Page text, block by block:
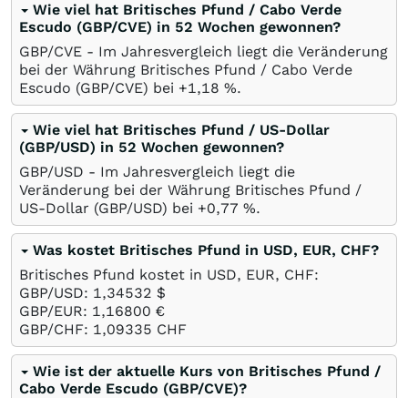
Wie viel hat Britisches Pfund / Cabo Verde
Escudo (GBP/CVE) in 52 Wochen gewonnen?
GBP/CVE - Im Jahresvergleich liegt die Veränderung
bei der Währung Britisches Pfund / Cabo Verde
Escudo (GBP/CVE) bei +1,18 %.
Wie viel hat Britisches Pfund / US-Dollar
(GBP/USD) in 52 Wochen gewonnen?
GBP/USD - Im Jahresvergleich liegt die
Veränderung bei der Währung Britisches Pfund /
US-Dollar (GBP/USD) bei +0,77 %.
Was kostet Britisches Pfund in USD, EUR, CHF?
Britisches Pfund kostet in USD, EUR, CHF:
GBP/USD: 1,34532 $
GBP/EUR: 1,16800 €
GBP/CHF: 1,09335 CHF
Wie ist der aktuelle Kurs von Britisches Pfund /
Cabo Verde Escudo (GBP/CVE)?